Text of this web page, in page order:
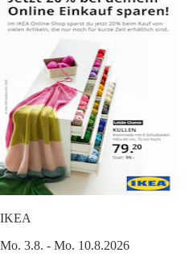
IKEA
Mo. 3.8. - Mo. 10.8.2026